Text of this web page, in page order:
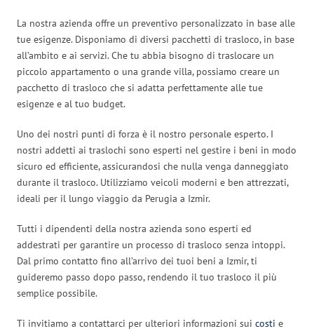
La nostra azienda offre un preventivo personalizzato in base alle
tue esigenze. Disponiamo di diversi pacchetti di trasloco, in base
all’ambito e ai servizi. Che tu abbia bisogno di traslocare un
piccolo appartamento o una grande villa, possiamo creare un
pacchetto di trasloco che si adatta perfettamente alle tue
esigenze e al tuo budget.
Uno dei nostri punti di forza è il nostro personale esperto. I
nostri addetti ai traslochi sono esperti nel gestire i beni in modo
sicuro ed efficiente, assicurandosi che nulla venga danneggiato
durante il trasloco. Utilizziamo veicoli moderni e ben attrezzati,
ideali per il lungo viaggio da Perugia a Izmir.
Tutti i dipendenti della nostra azienda sono esperti ed
addestrati per garantire un processo di trasloco senza intoppi.
Dal primo contatto fino all’arrivo dei tuoi beni a Izmir, ti
guideremo passo dopo passo, rendendo il tuo trasloco il più
semplice possibile.
Ti invitiamo a contattarci per ulteriori informazioni sui costi e